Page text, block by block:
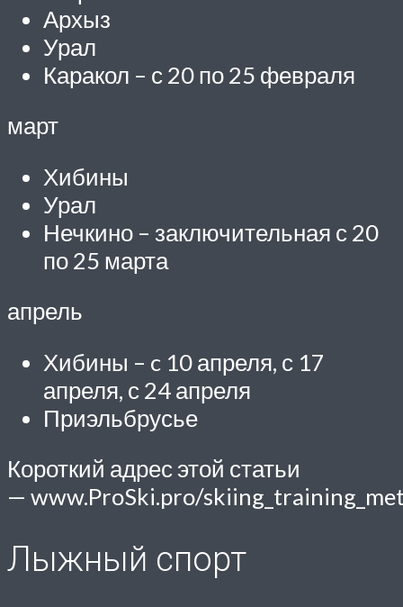
Архыз
Урал
Каракол – с 20 по 25 февраля
март
Хибины
Урал
Нечкино – заключительная с 20
по 25 марта
апрель
Хибины – c 10 апреля, с 17
апреля, с 24 апреля
Приэльбрусье
Короткий адрес этой статьи
— www.ProSki.pro/
Лыжный спорт